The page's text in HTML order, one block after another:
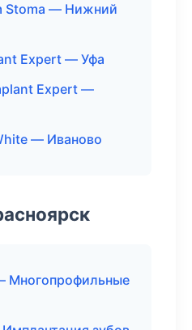
Stoma — Нижний
Expert — Уфа
Expert —
— Иваново
Многопрофильные